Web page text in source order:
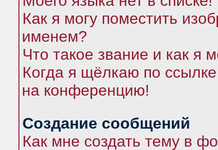
Как я могу поместить
именем?
Что такое звание и как я
Когда я щёлкаю по
на конференцию!
Создание сообщений
Как мне создать тему в